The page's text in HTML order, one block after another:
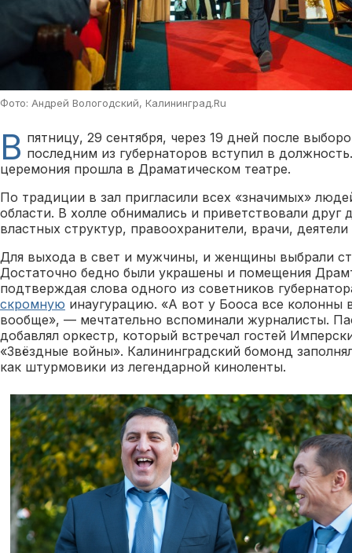
Фото: Андрей Вологодский, Калининград.Ru
В пятницу, 29 сентября, через 19 дней после
последним из губернаторов вступил в
церемония прошла в Драматическом театре.
По традиции в зал пригласили всех «значимых»
области. В холле обнимались и приветствовали друг
властных структур, правоохранители, врачи,
Для выхода в свет и мужчины, и женщины выбрали
Достаточно бедно были украшены и помещения
подтверждая слова одного из советников
скромную инаугурацию. «А вот у Бооса все колонны
вообще», — мечтательно вспоминали журналисты.
добавлял оркестр, который встречал гостей
«Звёздные войны». Калининградский бомонд
как штурмовики из легендарной киноленты.